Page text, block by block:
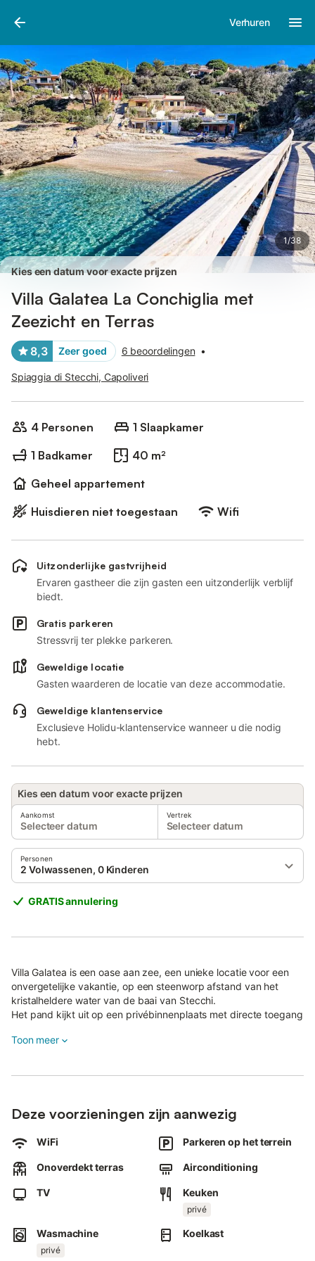
Verhuren
1/38
Afbeeldingen
Kies een datum voor exacte prijzen
Villa Galatea La Conchiglia met
Zeezicht en Terras
8,3 Zeer goed 6 beoordelingen •
Spiaggia di Stecchi, Capoliveri
4 Personen
1 Slaapkamer
1 Badkamer
40 m²
Geheel appartement
Huisdieren niet toegestaan
Wifi
Uitzonderlijke gastvrijheid
Ervaren gastheer die zijn gasten een uitzonderlijk verblijf
biedt.
Gratis parkeren
Stressvrij ter plekke parkeren.
Geweldige locatie
Gasten waarderen de locatie van deze accommodatie.
Geweldige klantenservice
Exclusieve Holidu-klantenservice wanneer u die nodig
hebt.
Kies een datum voor exacte prijzen
Aankomst
Selecteer datum
Vertrek
Selecteer datum
Personen
2 Volwassenen, 0 Kinderen
GRATIS annulering
Villa Galatea is een oase aan zee, een unieke locatie voor een
onvergetelijke vakantie, op een steenworp afstand van het
kristalheldere water van de baai van Stecchi.
Het pand kijkt uit op een privébinnenplaats met directe toegang
zonsondergangen over de Golf van Stella en 's avonds van het
Tweekamerappartement 2/4 slaapplaatsen, bestaande uit een
woonkamer met tweepersoonsslaapbank en complete
kookhoek, tweepersoonskamer, badkamer met douche.
Uitgeruste buitenruimte aan de voorkant van het appartement,
om buiten te eten; uitgeruste ontspanningshoek op het terras,
Toon meer
Deze voorzieningen zijn aanwezig
WiFi Parkeren op het terrein
Onoverdekt terras Airconditioning
TV Keuken
privé
Wasmachine
privé
Koelkast